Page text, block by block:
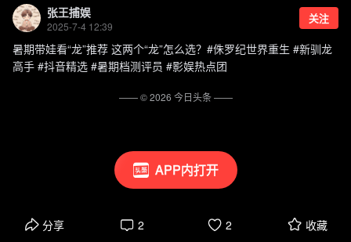
APP内打开
张王捕娱
2025-7-4 12:39
关注
暑期带娃看“龙”推荐 这两个“龙”怎么选？#侏罗纪世界重生 #新驯龙
高手 #抖音精选 #暑期档测评员 #影娱热点团
分享 2 2 收藏
—— ©2026 今日头条——